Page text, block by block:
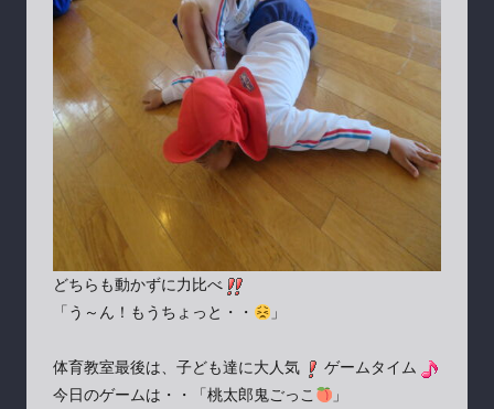
どちらも動かずに力比べ
「う～ん！もうちょっと・・
」
体育教室最後は、子ども達に大人気
ゲームタイム
今日のゲームは・・「桃太郎鬼ごっこ
」